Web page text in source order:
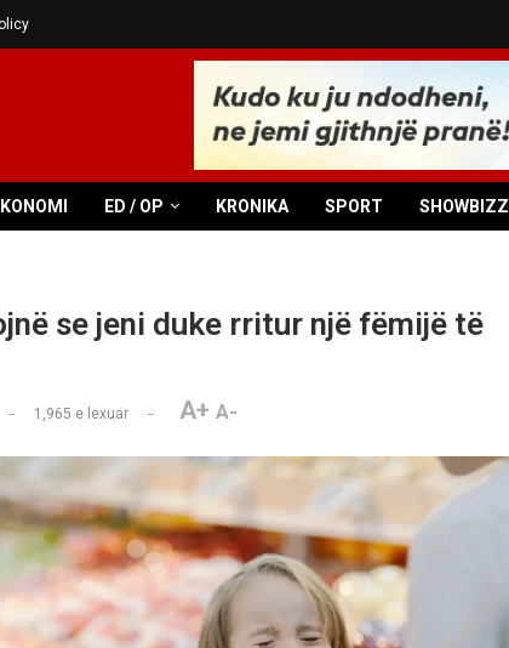
ED / OP KRONIKA SPORT SHOWBIZZ
se jeni duke rritur një fëmijë të
1,965 e lexuar A+ A-